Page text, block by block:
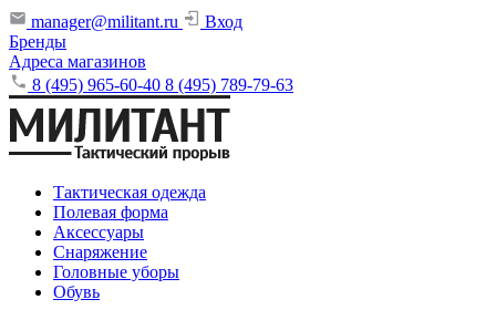
manager@militant.ru
Вход
Бренды
Адреса магазинов
8 (495) 965-60-40 8 (495) 789-79-63
Тактическая одежда
Полевая форма
Аксессуары
Снаряжение
Головные уборы
Обувь